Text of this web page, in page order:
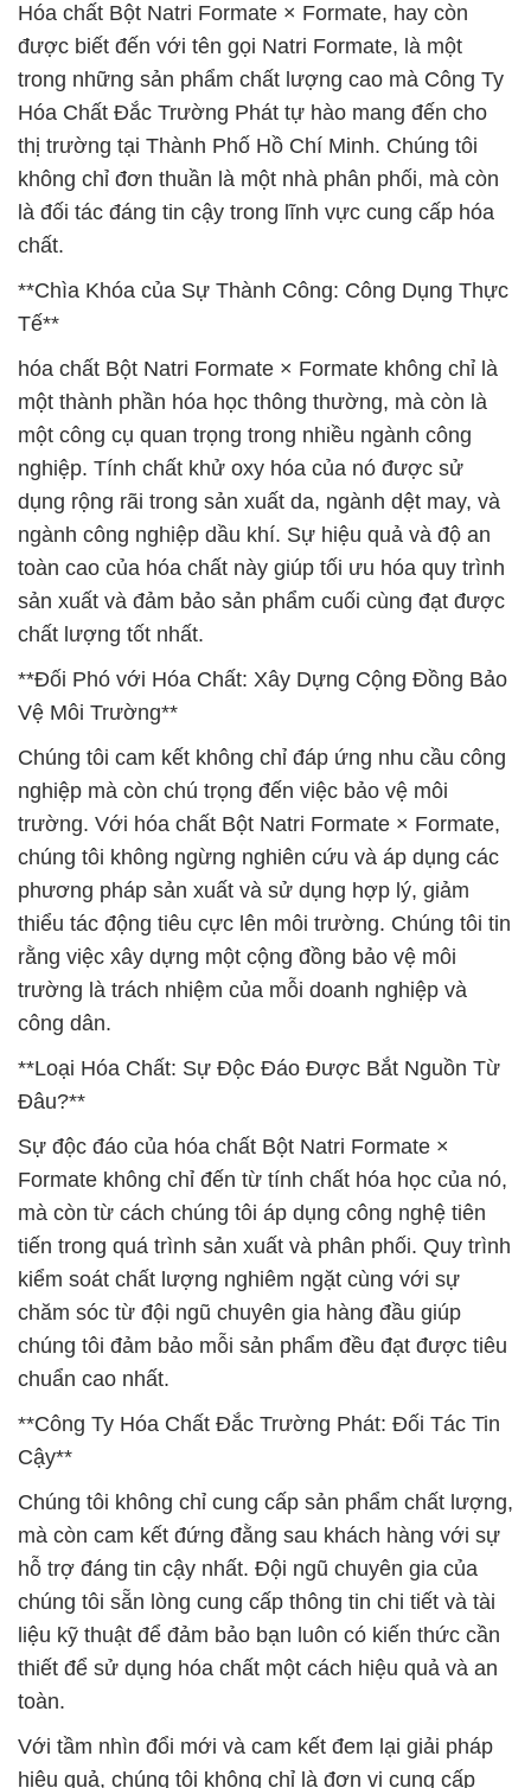
Hóa chất Bột Natri Formate × Formate, hay còn
được biết đến với tên gọi Natri Formate, là một
trong những sản phẩm chất lượng cao mà Công Ty
Hóa Chất Đắc Trường Phát tự hào mang đến cho
thị trường tại Thành Phố Hồ Chí Minh. Chúng tôi
không chỉ đơn thuần là một nhà phân phối, mà còn
là đối tác đáng tin cậy trong lĩnh vực cung cấp hóa
chất.
**Chìa Khóa của Sự Thành Công: Công Dụng Thực
Tế**
hóa chất Bột Natri Formate × Formate không chỉ là
một thành phần hóa học thông thường, mà còn là
một công cụ quan trọng trong nhiều ngành công
nghiệp. Tính chất khử oxy hóa của nó được sử
dụng rộng rãi trong sản xuất da, ngành dệt may, và
ngành công nghiệp dầu khí. Sự hiệu quả và độ an
toàn cao của hóa chất này giúp tối ưu hóa quy trình
sản xuất và đảm bảo sản phẩm cuối cùng đạt được
chất lượng tốt nhất.
**Đối Phó với Hóa Chất: Xây Dựng Cộng Đồng Bảo
Vệ Môi Trường**
Chúng tôi cam kết không chỉ đáp ứng nhu cầu công
nghiệp mà còn chú trọng đến việc bảo vệ môi
trường. Với hóa chất Bột Natri Formate × Formate,
chúng tôi không ngừng nghiên cứu và áp dụng các
phương pháp sản xuất và sử dụng hợp lý, giảm
thiểu tác động tiêu cực lên môi trường. Chúng tôi tin
rằng việc xây dựng một cộng đồng bảo vệ môi
trường là trách nhiệm của mỗi doanh nghiệp và
công dân.
**Loại Hóa Chất: Sự Độc Đáo Được Bắt Nguồn Từ
Đâu?**
Sự độc đáo của hóa chất Bột Natri Formate ×
Formate không chỉ đến từ tính chất hóa học của nó,
mà còn từ cách chúng tôi áp dụng công nghệ tiên
tiến trong quá trình sản xuất và phân phối. Quy trình
kiểm soát chất lượng nghiêm ngặt cùng với sự
chăm sóc từ đội ngũ chuyên gia hàng đầu giúp
chúng tôi đảm bảo mỗi sản phẩm đều đạt được tiêu
chuẩn cao nhất.
**Công Ty Hóa Chất Đắc Trường Phát: Đối Tác Tin
Cậy**
Chúng tôi không chỉ cung cấp sản phẩm chất lượng,
mà còn cam kết đứng đằng sau khách hàng với sự
hỗ trợ đáng tin cậy nhất. Đội ngũ chuyên gia của
chúng tôi sẵn lòng cung cấp thông tin chi tiết và tài
liệu kỹ thuật để đảm bảo bạn luôn có kiến thức cần
thiết để sử dụng hóa chất một cách hiệu quả và an
toàn.
Với tầm nhìn đổi mới và cam kết đem lại giải pháp
hiệu quả, chúng tôi không chỉ là đơn vị cung cấp